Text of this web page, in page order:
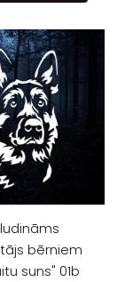
bērniem
suns" 01b